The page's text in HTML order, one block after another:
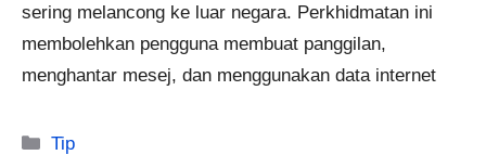
sering melancong ke luar negara. Perkhidmatan ini
membolehkan pengguna membuat panggilan,
menghantar mesej, dan menggunakan data internet
Categories
Tip